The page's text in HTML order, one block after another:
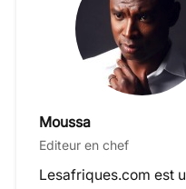
Moussa
Editeur en chef
Lesafriques.com est